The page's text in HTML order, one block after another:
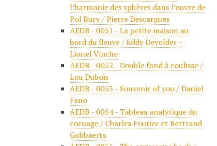
l’harmonie des sphères dans l’ouvre de
Pol Bury / Pierre Descargues
AEDB - 0051 - La petite maison au
bord du fleuve / Eddy Devolder –
Lionel Vinche
AEDB - 0052 - Double fond à coulisse /
Lou Dubois
AEDB - 0053 - Souvenir of you / Daniel
Fano
AEDB - 0054 - Tableau analytique du
cocuage / Charles Fourier et Bertrand
Gobbaerts